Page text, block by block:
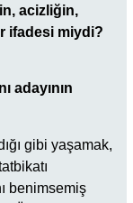
acizliğin,
ifadesi miydi?
adayının
gibi yaşamak,
benimsemiş